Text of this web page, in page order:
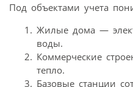
Под объектами учета
Жилые дома —
воды.
Коммерческие
тепло.
Базовые станции